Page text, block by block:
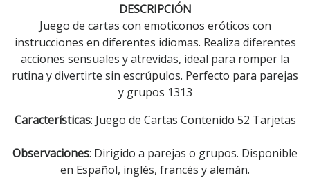
DESCRIPCIÓN
Juego de cartas con emoticonos eróticos con
instrucciones en diferentes idiomas. Realiza diferentes
acciones sensuales y atrevidas, ideal para romper la
rutina y divertirte sin escrúpulos. Perfecto para parejas
y grupos 1313
Características: Juego de Cartas Contenido 52 Tarjetas
Observaciones: Dirigido a parejas o grupos. Disponible
en Español, inglés, francés y alemán.